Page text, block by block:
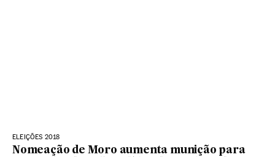
ELEIÇÕES 2018
Nomeação de Moro aumenta munição para